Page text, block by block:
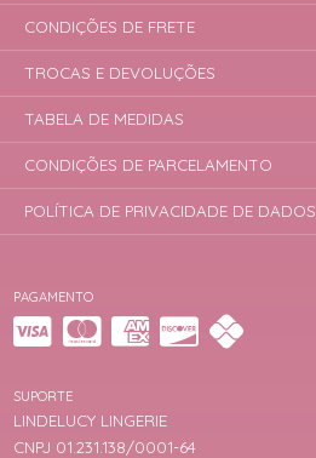
PAGAMENTO
SUPORTE
LINDELUCY LINGERIE
CNPJ 01.231.138/0001-64
CONDIÇÕES DE FRETE
TROCAS E DEVOLUÇÕES
TABELA DE MEDIDAS
CONDIÇÕES DE PARCELAMENTO
POLÍTICA DE PRIVACIDADE DE DADOS